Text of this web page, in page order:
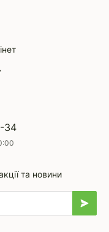
34
та новини